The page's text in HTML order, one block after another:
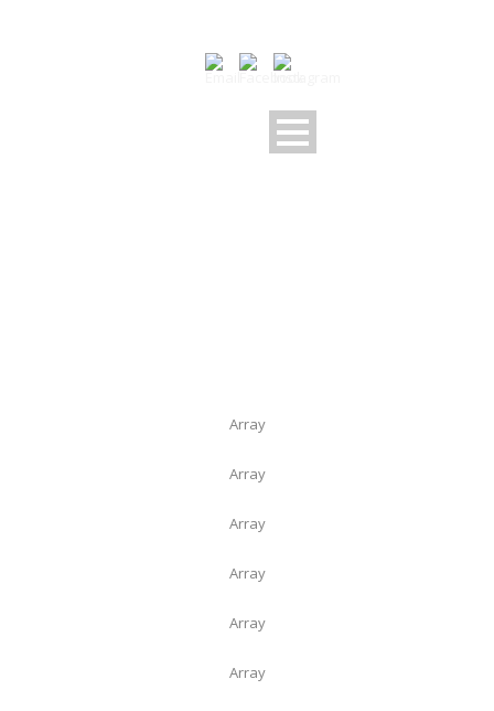
Array
Array
Array
Array
Array
Array